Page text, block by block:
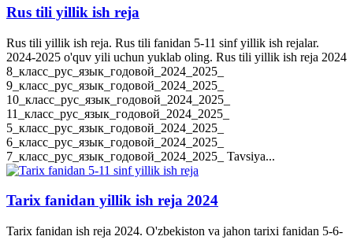
Rus tili yillik ish reja
Rus tili yillik ish reja. Rus tili fanidan 5-11 sinf yillik ish rejalar.
2024-2025 o'quv yili uchun yuklab oling. Rus tili yillik ish reja 2024
8_класс_рус_язык_годовой_2024_2025_
9_класс_рус_язык_годовой_2024_2025_
10_класс_рус_язык_годовой_2024_2025_
11_класс_рус_язык_годовой_2024_2025_
5_класс_рус_язык_годовой_2024_2025_
6_класс_рус_язык_годовой_2024_2025_
7_класс_рус_язык_годовой_2024_2025_ Tavsiya...
Tarix fanidan yillik ish reja 2024
Tarix fanidan ish reja 2024. O'zbekiston va jahon tarixi fanidan 5-6-